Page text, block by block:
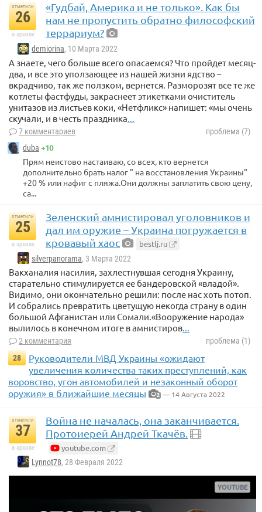
отметили
26
в архиве
«Гудбай, Америка и не только». Как бы
нам не пропустить обратно философский
террариум?
demiorina, 10 Марта 2022
А знаете, чего больше всего опасаемся? Что пройдет месяц-
два, и все это уползающее из нашей жизни ядство –
вкрадчиво, так же ползком, вернется. Разморозят все те же
котлеты фастфуды, закраснеет этикетками очиститель
унитазов из листьев коки, «Нетфликс» напишет: «мы очень
скучали, и в честь праздника
7 комментариев
проблема (7)
duba +10
Прям неистово настаиваю, со всех, кто вернется
дополнительно брать налог " на восстановления Украины"
+20 % или нафиг с пляжа.Они должны заплатить свою цену,
са...
отметили
25
в архиве
Зеленский амнистировал уголовников и
дал им оружие – Украина погружается в
кровавый хаос
bestlj.ru
silverpanorama, 3 Марта 2022
Вакханалия насилия, захлестнувшая сегодня Украину,
старательно стимулируется ее бандеровской «владой».
Видимо, они окончательно решили: после нас хоть потоп.
И собрались превратить цветущую некогда страну в один
большой Афганистан или Сомали.«Вооружение народа»
вылилось в конечном итоге в амнистиров...
2 комментария
проблема (1)
28
Руководители МВД Украины «ожидают
увеличения количества таких преступлений, как
воровство, угон автомобилей и незаконный оборот
оружия» в ближайшие месяцы
2 — 14 Августа 2022
отметили
37
в архиве
Война не началась, она заканчивается.
Протоиерей Андрей Ткачёв.
youtube.com
Lynnot78, 28 Февраля 2022